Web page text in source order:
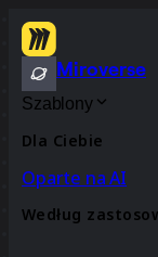
Miroverse
Szablony
Dla Ciebie
Oparte na AI
Według